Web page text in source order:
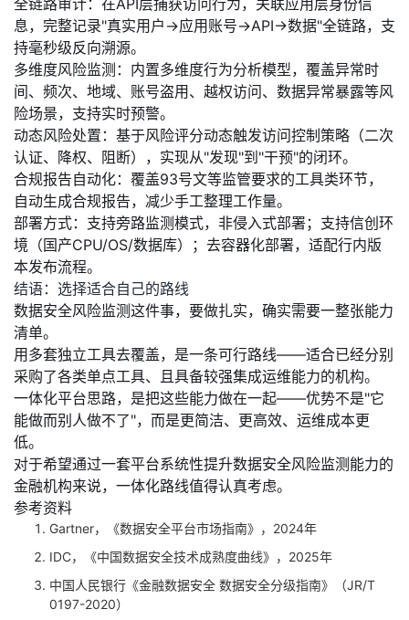
全链路审计：在API层捕获访问行为，关联应用层身份信
息，完整记录"真实用户→应用账号→API→数据"全链路，支
持毫秒级反向溯源。
多维度风险监测 ：内置多维度行为分析模型，覆盖异常时
间、频次、地域、账号盗用、越权访问、数据异常暴露等风
险场景，支持实时预警。
动态风险处置 ：基于风险评分动态触发访问控制策略（二次
认证、降权、阻断），实现从"发现"到"干预"的闭环。
合规报告自动化：覆盖93号文等监管要求的工具类环节，
自动生成合规报告，减少手工整理工作量。
部署方式：支持旁路监测模式，非侵入式部署；支持信创环
境（国产CPU/OS/数据库）；去容器化部署，适配行内版
本发布流程。
结语：选择适合自己的路线
数据安全风险监测这件事，要做扎实，确实需要一整张能力
清单。
用多套独立工具去覆盖，是一条可行路线——适合已经分别
采购了各类单点工具、且具备较强集成运维能力的机构。
一体化平台思路，是把这些能力做在一起——优势不是"它
能做而别人做不了"，而是更简洁、更高效、运维成本更
低。
对于希望通过一套平台系统性提升数据安全风险监测能力的
金融机构来说，一体化路线值得认真考虑。
参考资料
Gartner，《数据安全平台市场指南》，2024年
IDC，《中国数据安全技术成熟度曲线》，2025年
中国人民银行《金融数据安全 数据安全分级指南》（JR/T
0197-2020）